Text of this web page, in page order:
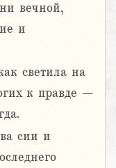
вечной,
и
светила на
к правде –
сии и